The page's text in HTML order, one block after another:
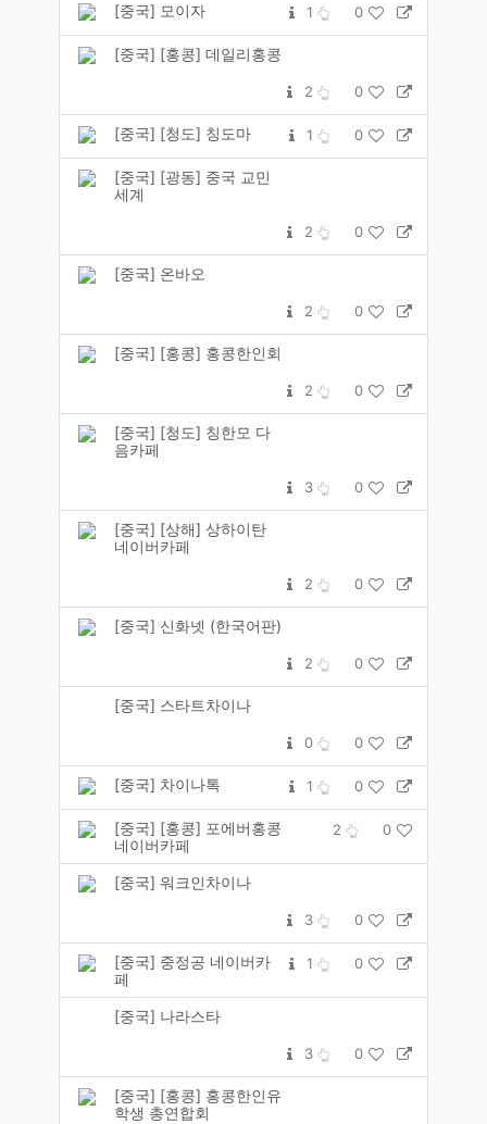
[중국] 모이자 1 0
[중국] [홍콩] 데일리홍콩
2 0
[중국] [청도] 칭도마 1 0
[중국] [광동] 중국 교민
세계
2 0
[중국] 온바오
2 0
[중국] [홍콩] 홍콩한인회
2 0
[중국] [청도] 칭한모 다
음카페
3 0
[중국] [상해] 상하이탄
네이버카페
2 0
[중국] 신화넷 (한국어판)
2 0
[중국] 스타트차이나
0 0
[중국] 차이나톡 1 0
[중국] [홍콩] 포에버홍콩
네이버카페
2 0
[중국] 워크인차이나
3 0
[중국] 중정공 네이버카
페
1 0
[중국] 나라스타
3 0
[중국] [홍콩] 홍콩한인유
학생 총연합회